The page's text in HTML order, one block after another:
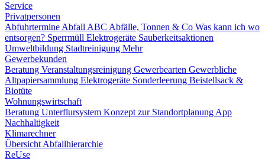
Service
Privatpersonen
Abfuhrtermine Abfall ABC Abfälle, Tonnen & Co Was kann ich wo
entsorgen? Sperrmüll Elektrogeräte Sauberkeitsaktionen
Umweltbildung Stadtreinigung Mehr
Gewerbekunden
Beratung Veranstaltungsreinigung Gewerbearten Gewerbliche
Altpapiersammlung Elektrogeräte Sonderleerung Beistellsack &
Biotüte
Wohnungswirtschaft
Beratung Unterflursystem Konzept zur Standortplanung App
Nachhaltigkeit
Klimarechner
Übersicht Abfallhierarchie
ReUse